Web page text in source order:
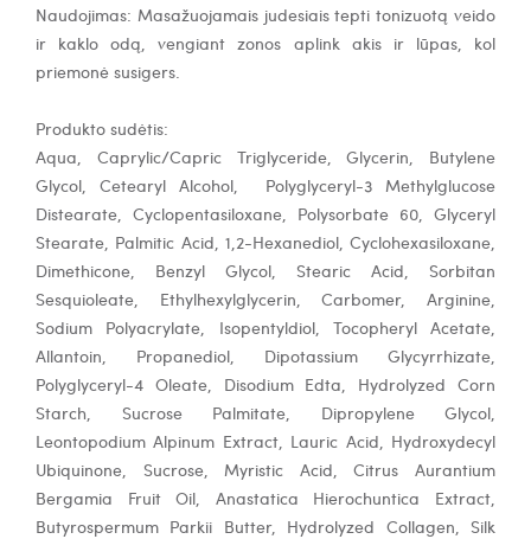
Naudojimas: Masažuojamais judesiais tepti tonizuotą veido
ir kaklo odą, vengiant zonos aplink akis ir lūpas, kol
priemonė susigers.
Produkto sudėtis:
Aqua, Caprylic/Capric Triglyceride, Glycerin, Butylene
Glycol, Cetearyl Alcohol, Polyglyceryl-3 Methylglucose
Distearate, Cyclopentasiloxane, Polysorbate 60, Glyceryl
Stearate, Palmitic Acid, 1,2-Hexanediol, Cyclohexasiloxane,
Dimethicone, Benzyl Glycol, Stearic Acid, Sorbitan
Sesquioleate, Ethylhexylglycerin, Carbomer, Arginine,
Sodium Polyacrylate, Isopentyldiol, Tocopheryl Acetate,
Allantoin, Propanediol, Dipotassium Glycyrrhizate,
Polyglyceryl-4 Oleate, Disodium Edta, Hydrolyzed Corn
Starch, Sucrose Palmitate, Dipropylene Glycol,
Leontopodium Alpinum Extract, Lauric Acid, Hydroxydecyl
Ubiquinone, Sucrose, Myristic Acid, Citrus Aurantium
Bergamia Fruit Oil, Anastatica Hierochuntica Extract,
Butyrospermum Parkii Butter, Hydrolyzed Collagen, Silk